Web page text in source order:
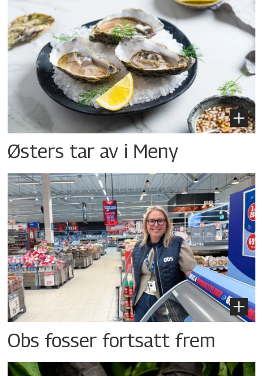
Østers tar av i Meny
Obs fosser fortsatt frem